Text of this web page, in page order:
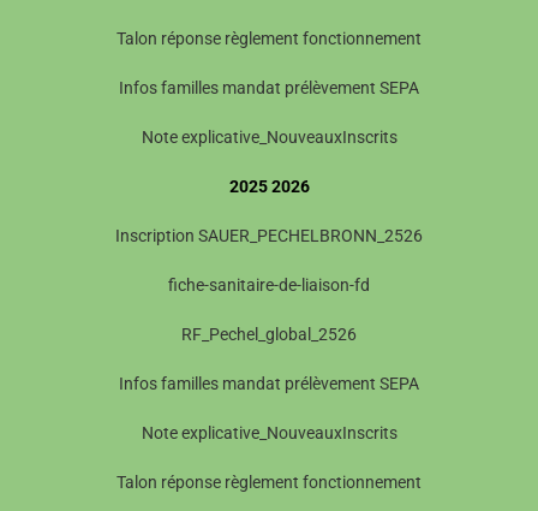
Talon réponse règlement fonctionnement
Infos familles mandat prélèvement SEPA
Note explicative_NouveauxInscrits
2025 2026
Inscription SAUER_PECHELBRONN_2526
fiche-sanitaire-de-liaison-fd
RF_Pechel_global_2526
Infos familles mandat prélèvement SEPA
Note explicative_NouveauxInscrits
Talon réponse règlement fonctionnement